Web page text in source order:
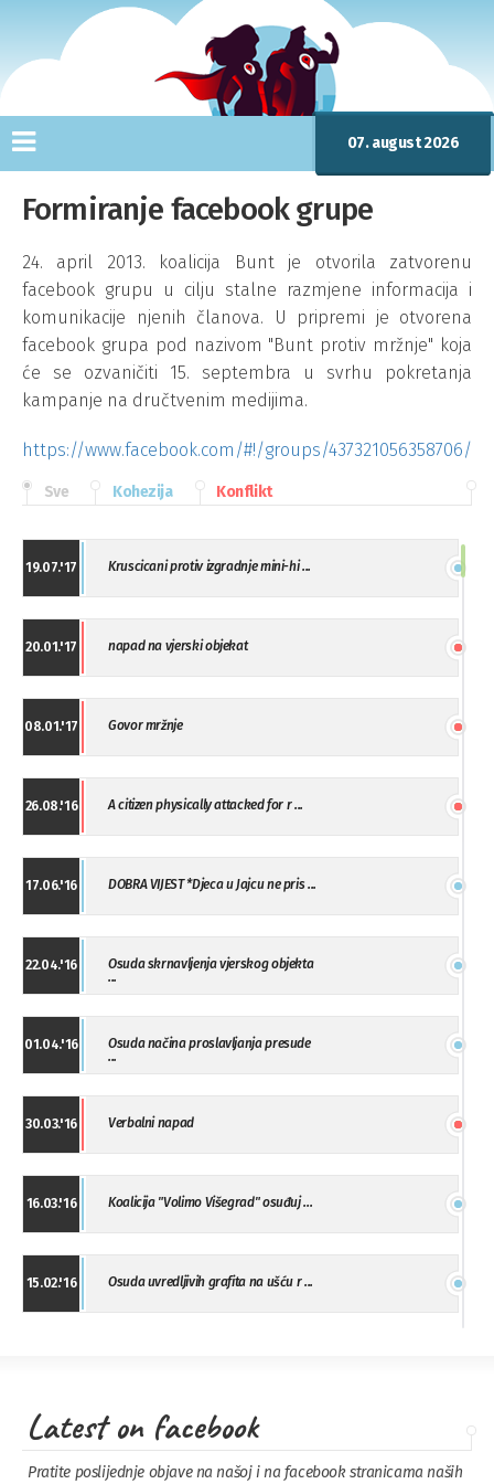
07. august 2026
Formiranje facebook grupe
24. april 2013. koalicija Bunt je otvorila zatvorenu
facebook grupu u cilju stalne razmjene informacija i
komunikacije njenih članova. U pripremi je otvorena
facebook grupa pod nazivom "Bunt protiv mržnje" koja
će se ozvaničiti 15. septembra u svrhu pokretanja
kampanje na dručtvenim medijima.
https://www.facebook.com/#!/groups/437321056358706/
Sve Kohezija Konflikt
19.07.'17 Kruscicani protiv izgradnje mini-hi ...
20.01.'17 napad na vjerski objekat
08.01.'17 Govor mržnje
26.08.'16 A citizen physically attacked for r ...
17.06.'16 DOBRA VIJEST *Djeca u Jajcu ne pris ...
22.04.'16
Osuda skrnavljenja vjerskog objekta
...
01.04.'16
Osuda načina proslavljanja presude
...
30.03.'16 Verbalni napad
16.03.'16 Koalicija "Volimo Višegrad" osuđuj ...
15.02.'16 Osuda uvredljivih grafita na ušću r ...
13.11.'15 Osuda napada u Drvaru
Latest on facebook
Pratite poslijednje objave na našoj i na facebook stranicama naših